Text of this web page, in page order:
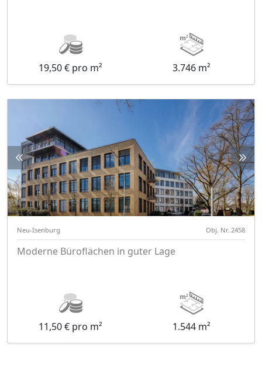
19,50 € pro m² 3.746 m²
Neu-Isenburg Obj. Nr. 2458
Moderne Büroflächen in guter Lage
11,50 € pro m² 1.544 m²